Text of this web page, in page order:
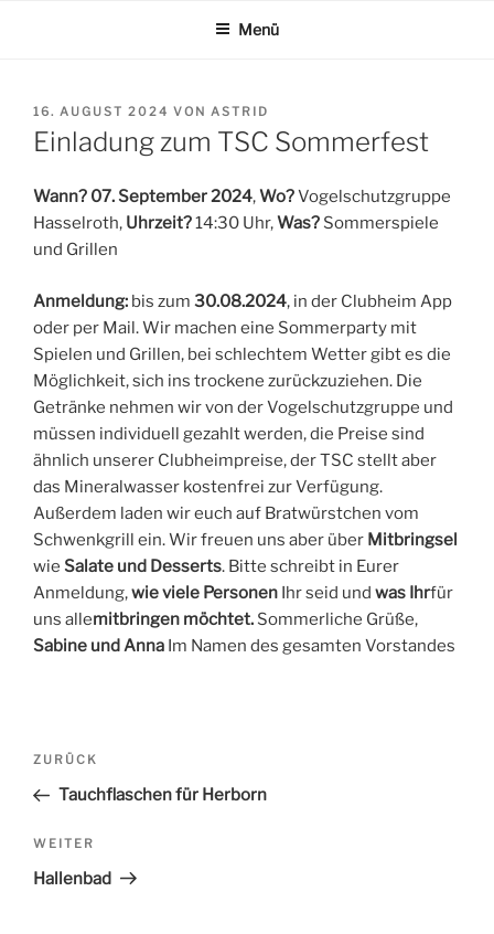
Menü
VERÖFFENTLICHT
AM
16. AUGUST 2024 VON ASTRID
Einladung zum TSC Sommerfest
Wann? 07. September 2024,Wo?Vogelschutzgruppe
Hasselroth, Uhrzeit?14:30 Uhr,Was? Sommerspiele
und Grillen
Anmeldung: bis zum 30.08.2024, in der Clubheim App
oder per Mail. Wir machen eine Sommerparty mit
Spielen und Grillen, bei schlechtem Wetter gibt es die
Möglichkeit, sich ins trockene zurückzuziehen. Die
Getränke nehmen wir von der Vogelschutzgruppe und
müssen individuell gezahlt werden, die Preise sind
ähnlich unserer Clubheimpreise, der TSC stellt aber
das Mineralwasser kostenfrei zur Verfügung.
Außerdem laden wir euch auf Bratwürstchen vom
Schwenkgrill ein. Wir freuen uns aber über Mitbringsel
wie Salate und Desserts. Bitte schreibt in Eurer
Anmeldung,wie viele Personen Ihr seid und was Ihrfür
uns allemitbringen möchtet. Sommerliche Grüße,
Sabine und Anna Im Namen des gesamten Vorstandes
Beitrags-
Vorheriger
Beitrag
ZURÜCK
Tauchflaschen für Herborn
Nächster
Beitrag
WEITER
Hallenbad